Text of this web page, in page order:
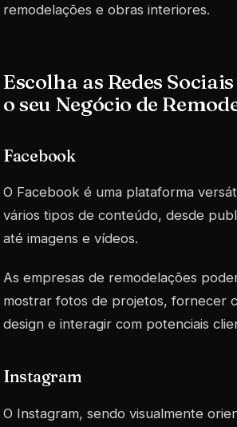
remodelações e obras interiores.
Escolha as Redes
o seu Negócio de
Facebook
O Facebook é uma plataforma
vários tipos de conteúdo, desde
até imagens e vídeos.
As empresas de remodelações
mostrar fotos de projetos, fornecer
design e interagir com potenciais
Instagram
O Instagram, sendo visualmente